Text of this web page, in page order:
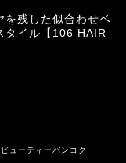
を残した似合わせベ
タイル【106 HAIR
ューティーバンコク